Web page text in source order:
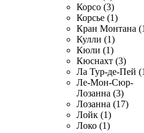
Корсо (3)
Корсье (1)
Кран Монтана
Кулли (1)
Кюли (1)
Кюснахт (3)
Ла Тур-де-Пей
Ле-Мон-Сюр-
Лозанна (3)
Лозанна (17)
Лойк (1)
Локо (1)